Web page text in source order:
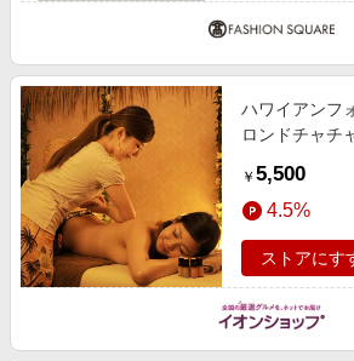
ハワイアンフ
ロンドチャチ
ト【季節の贈
￥ 5,500
4.5%
ストアにす